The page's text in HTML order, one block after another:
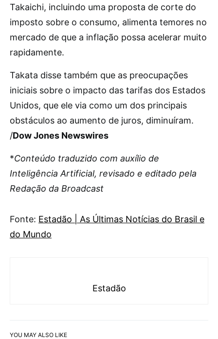
Takaichi, incluindo uma proposta de corte do
imposto sobre o consumo, alimenta temores no
mercado de que a inflação possa acelerar muito
rapidamente.
Takata disse também que as preocupações
iniciais sobre o impacto das tarifas dos Estados
Unidos, que ele via como um dos principais
obstáculos ao aumento de juros, diminuíram.
/Dow Jones Newswires
*Conteúdo traduzido com auxílio de
Inteligência Artificial, revisado e editado pela
Redação da Broadcast
Fonte: Estadão | As Últimas Notícias do Brasil e
do Mundo
Estadão
YOU MAY ALSO LIKE